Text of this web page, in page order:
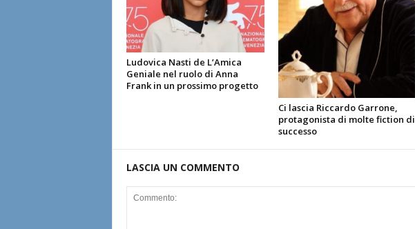
Ludovica Nasti de L’Amica
Geniale nel ruolo di Anna
Frank in un prossimo progetto
Ci lascia Riccardo Garrone,
protagonista di molte fiction di
successo
LASCIA UN COMMENTO